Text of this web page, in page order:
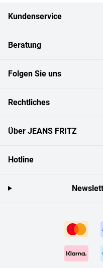
Kundenservice
Beratung
Folgen Sie uns
Rechtliches
Über JEANS FRITZ
Hotline